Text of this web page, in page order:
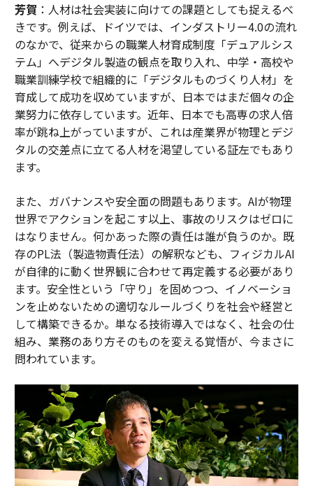
芳賀 ：人材は社会実装に向けての課題としても捉えるべ
きです。例えば、ドイツでは、インダストリー4.0の流れ
のなかで、従来からの職業人材育成制度「デュアルシス
テム」へデジタル製造の観点を取り入れ、中学・高校や
職業訓練学校で組織的に「デジタルものづくり人材」を
育成して成功を収めていますが、日本ではまだ個々の企
業努力に依存しています。近年、日本でも高専の求人倍
率が跳ね上がっていますが、これは産業界が物理とデジ
タルの交差点に立てる人材を渇望している証左でもあり
ます。
また、ガバナンスや安全面の問題もあります。AIが物理
世界でアクションを起こす以上、事故のリスクはゼロに
はなりません。何かあった際の責任は誰が負うのか。既
存のPL法（製造物責任法）の解釈なども、フィジカルAI
が自律的に動く世界観に合わせて再定義する必要があり
ます。安全性という「守り」を固めつつ、イノベーショ
ンを止めないための適切なルールづくりを社会や経営と
して構築できるか。単なる技術導入ではなく、社会の仕
組み、業務のあり方そのものを変える覚悟が、今まさに
問われています。